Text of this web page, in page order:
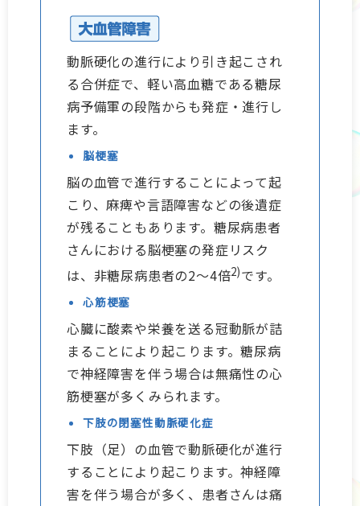
動脈硬化の進行により引き起こされ
る合併症で、軽い高血糖である糖尿
病予備軍の段階からも発症・進行し
ます。
脳梗塞
脳の血管で進行することによって起
こり、麻痺や言語障害などの後遺症
が残ることもあります。糖尿病患者
さんにおける脳梗塞の発症リスク
は、非糖尿病患者の2～4倍2)です。
心筋梗塞
心臓に酸素や栄養を送る冠動脈が詰
まることにより起こります。糖尿病
で神経障害を伴う場合は無痛性の心
筋梗塞が多くみられます。
下肢の閉塞性動脈硬化症
下肢（足）の血管で動脈硬化が進行
することにより起こります。神経障
害を伴う場合が多く、患者さんは痛